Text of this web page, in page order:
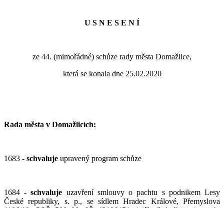
U S N E S E N Í
ze 44. (mimořádné) schůze rady města Domažlice,
která se konala dne 25.02.2020
Rada města v Domažlicích:
1683 - schvaluje upravený program schůze
1684 -schvaluje uzavření smlouvy o pachtu s podnikem Lesy
České republiky, s. p., se sídlem Hradec Králové, Přemyslova